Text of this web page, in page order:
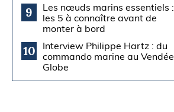
9
Les nœuds marins essentiels :
les 5 à connaître avant de
monter à bord
10
Interview Philippe Hartz : du
commando marine au Vendée
Globe